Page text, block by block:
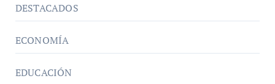
DESTACADOS
ECONOMÍA
EDUCACIÓN